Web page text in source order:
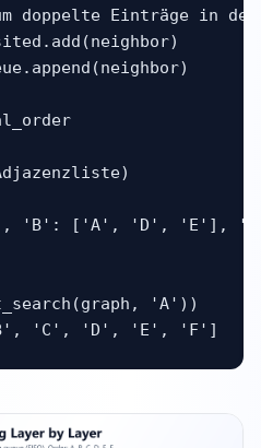
doppelte Einträge in
'B': ['A', 'D', 'E'],
'A'))
'C', 'D', 'E', 'F']